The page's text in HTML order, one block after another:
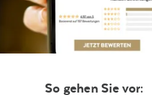
So gehen Sie vor: